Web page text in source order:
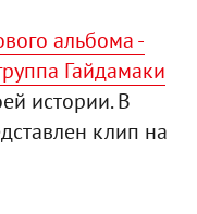
альбома -
Гайдамаки
истории. В
клип на